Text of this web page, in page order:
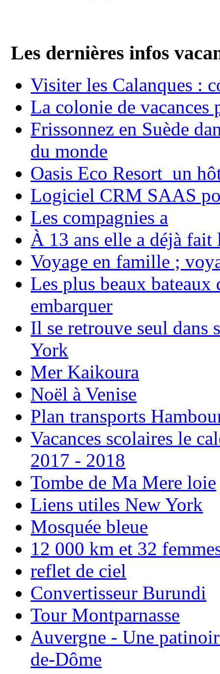
Les dernières infos
Visiter les Calanques :
La colonie de vacances
Frissonnez en Suède
du monde
Oasis Eco Resort un
Logiciel CRM SAAS
Les compagnies a
À 13 ans elle a déjà
Voyage en famille ;
Les plus beaux bateaux
embarquer
Il se retrouve seul dans
York
Mer Kaikoura
Noël à Venise
Plan transports
Vacances scolaires le
2017 - 2018
Tombe de Ma Mere loie
Liens utiles New York
Mosquée bleue
12 000 km et 32
reflet de ciel
Convertisseur Burundi
Tour Montparnasse
Auvergne - Une
de-Dôme